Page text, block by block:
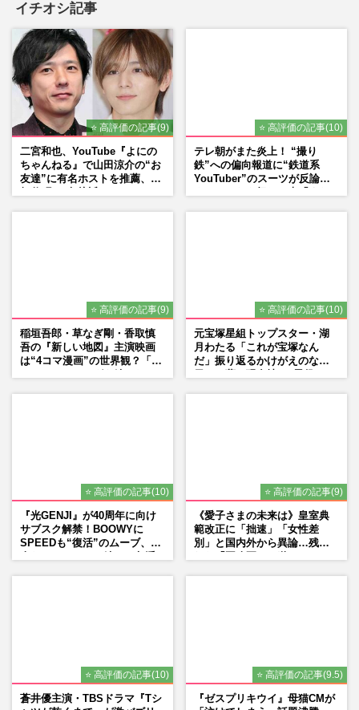
イチオシ記事
⭐ 高評価の記事(9)
二宮和也、YouTube『よにの
ちゃんねる』で山田涼介の“お
友達”に有名ホストを推薦、歌
⭐ 高評価の記事(10)
テレ朝がまた炎上！ “撮り
鉄”への偏向報道に“鉄道系
YouTuber”のスーツが反論
⭐ 高評価の記事(9)
稲垣吾郎・草なぎ剛・香取慎
吾の『新しい地図』主演映画
は“4コマ漫画”の世界観？「フ
⭐ 高評価の記事(10)
元宝塚星組トップスター・湖
月わたる「これが宝塚なん
だ」振り返るかけがえのない
⭐ 高評価の記事(10)
『光GENJI』が40周年に向け
サブスク解禁！BOOWYに
SPEEDも“復活”のムーブ、本
⭐ 高評価の記事(9)
《愛子さまの未来は》皇室典
範改正に「拙速」「女性差
別」と国内外から異論…残さ
⭐ 高評価の記事(10)
蒼井優主演・TBSドラマ『Tシ
⭐ 高評価の記事(9.5)
『ゼスプリキウイ』母猫CMが